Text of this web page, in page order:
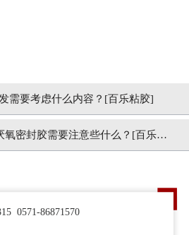
需要考虑什么内容？[百乐粘胶]
氧密封胶需要注意些什么？[百乐粘
0571-86871570